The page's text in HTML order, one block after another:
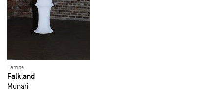
Lampe
Falkland
Munari